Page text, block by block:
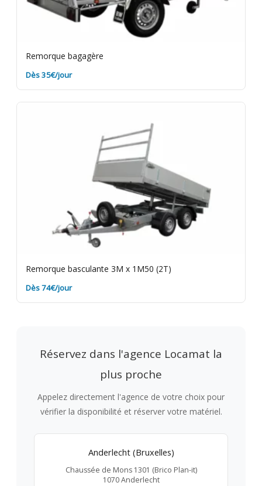
Remorque bagagère
Dès 35€/jour
Remorque basculante 3M x 1M50 (2T)
Dès 74€/jour
Réservez dans l'agence Locamat la
plus proche
Appelez directement l'agence de votre choix pour
vérifier la disponibilité et réserver votre matériel.
Anderlecht (Bruxelles)
Chaussée de Mons 1301 (Brico Plan-it)
1070 Anderlecht